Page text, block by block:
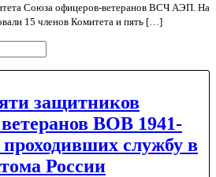
Союза офицеров-ветеранов ВСЧ АЭП. На
15 членов Комитета и пять […]
защитников
ВОВ 1941-
проходивших службу в
России